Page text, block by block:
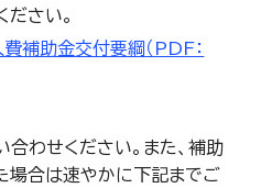
さい。
補助金交付要綱（PDF：
わせください。また、補助
場合は速やかに下記までご